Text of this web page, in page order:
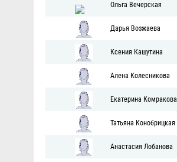
Ольга Вечерская
Дарья Возжаева
Ксения Кашутина
Алена Колесникова
Екатерина Комракова
Татьяна Конобрицкая
Анастасия Лобанова